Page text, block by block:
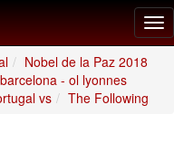
Nobel de la Paz 2018
barcelona - ol lyonnes
vs The Following